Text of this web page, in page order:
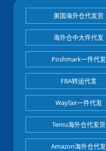
美国海外仓代发货
海外仓中大件代发
Poshmark一件代发
FBA转运代发
Wayfair一件代发
Temu海外仓代发货
Amazon海外仓代发